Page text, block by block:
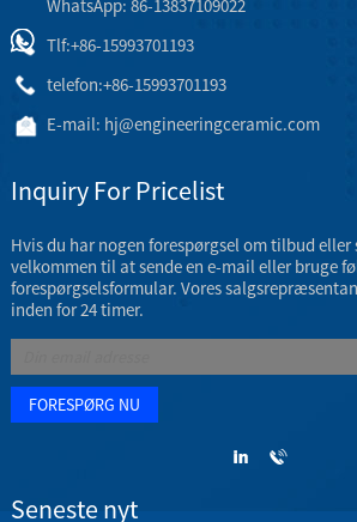
WhatsApp: 86-13837109022
Tlf:+86-15993701193
telefon:+86-15993701193
E-mail: hj@engineeringceramic.com
Inquiry For Pricelist
Hvis du har nogen forespørgsel om tilbud eller
velkommen til at sende en e-mail eller bruge
forespørgselsformular. Vores
inden for 24 timer.
Seneste nyt